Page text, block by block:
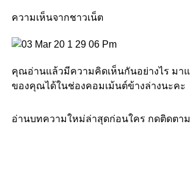
ความเห็นจากชาวเน็ต
คุณอ่านแล้วมีความคิดเห็นกันอย่างไร มา
ของคุณได้ในช่องคอมเม้นต์ข้างล่างนะคะ
อ่านบทความใหม่ล่าสุดก่อนใคร กดติดตาม